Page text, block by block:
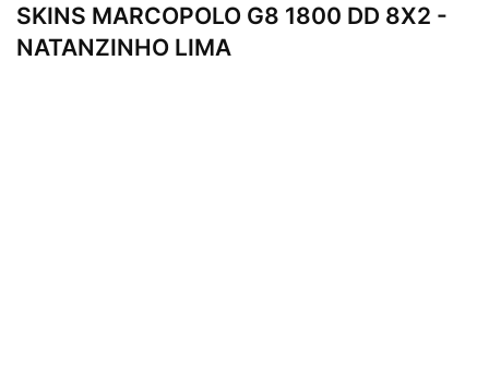
SKINS MARCOPOLO G8 1800 DD 8X2 -
NATANZINHO LIMA